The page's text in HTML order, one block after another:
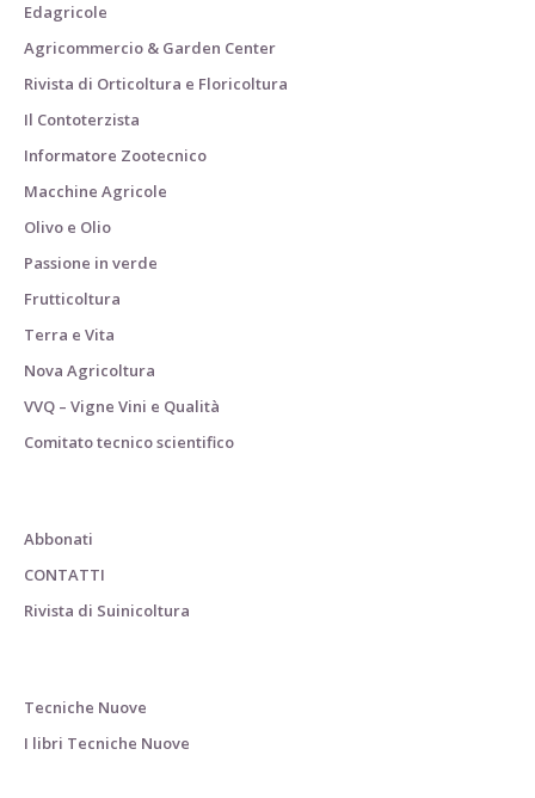
Edagricole
Agricommercio & Garden Center
Rivista di Orticoltura e Floricoltura
Il Contoterzista
Informatore Zootecnico
Macchine Agricole
Olivo e Olio
Passione in verde
Frutticoltura
Terra e Vita
Nova Agricoltura
VVQ – Vigne Vini e Qualità
Comitato tecnico scientifico
Abbonati
CONTATTI
Rivista di Suinicoltura
Tecniche Nuove
I libri Tecniche Nuove